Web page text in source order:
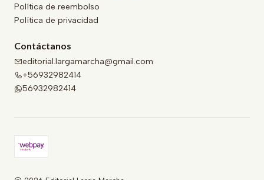
Política de reembolso
Política de privacidad
Contáctanos
editorial.largamarcha@gmail.com
+56932982414
56932982414